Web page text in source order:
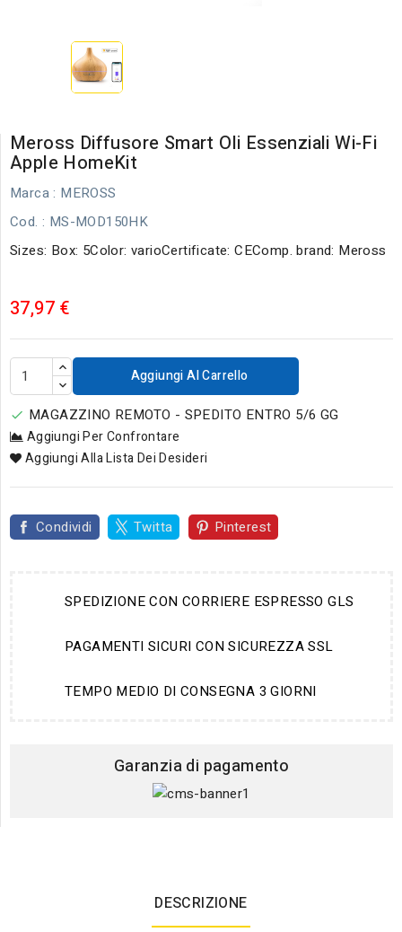
Meross Diffusore Smart Oli Essenziali Wi-Fi
Apple HomeKit
Marca : MEROSS
Cod. : MS-MOD150HK
Sizes: Box: 5Color: varioCertificate: CEComp. brand: Meross
37,97 €
Aggiungi Al Carrello
 MAGAZZINO REMOTO - SPEDITO ENTRO 5/6 GG
Aggiungi Per Confrontare
Aggiungi Alla Lista Dei Desideri
Condividi Twitta Pinterest
SPEDIZIONE CON CORRIERE ESPRESSO GLS
PAGAMENTI SICURI CON SICUREZZA SSL
TEMPO MEDIO DI CONSEGNA 3 GIORNI
Garanzia di pagamento
DESCRIZIONE